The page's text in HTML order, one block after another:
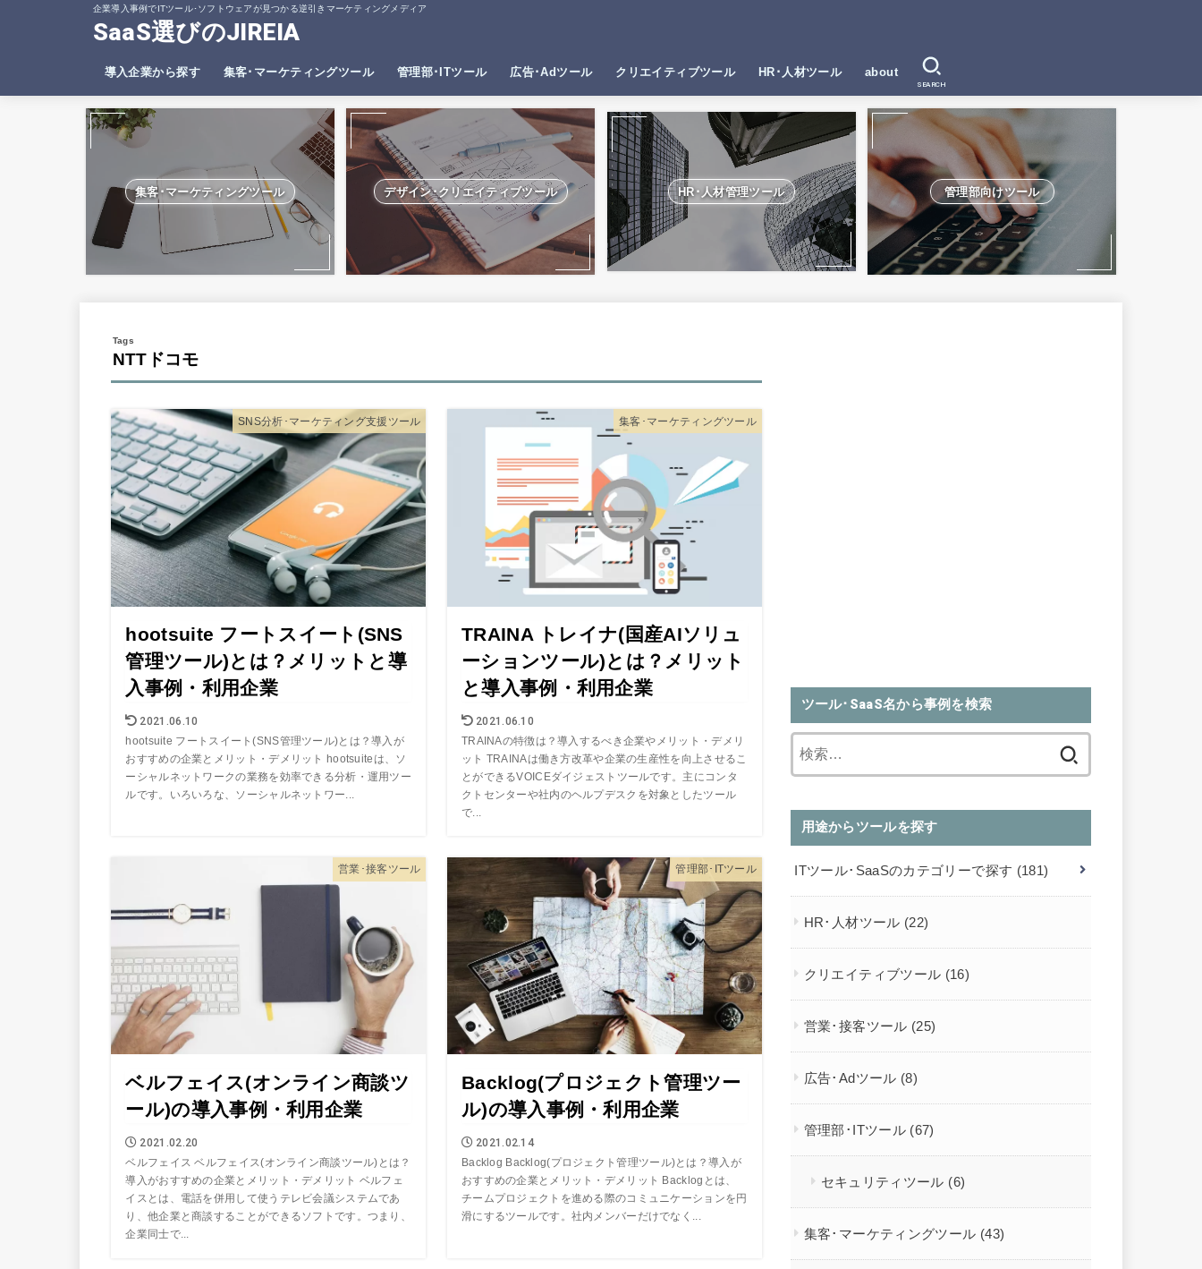
企業導入事例でITツール･ソフトウェアが見つかる逆引きマーケティングメディア
SaaS選びのJIREIA
導入企業から探す 集客･マーケティングツール
SEO分析ツール
ヒートマップツール
管理部･ITツール 広告･Adツール クリエイティブツール HR･人材ツール about
SEARCH
集客･マーケティングツール デザイン･クリエイティブツール HR･人材管理ツール 管理部向けツール
NTTドコモ
SNS分析･マーケティング支援ツール
hootsuite フートスイート(SNS
管理ツール)とは？メリットと導
入事例・利用企業
2021.06.10
hootsuite フートスイート(SNS管理ツール)とは？導入が
おすすめの企業とメリット・デメリット hootsuiteは、ソ
ーシャルネットワークの業務を効率できる分析・運用ツー
ルです。いろいろな、ソーシャルネットワー...
集客･マーケティングツール
TRAINA トレイナ(国産AIソリュ
ーションツール)とは？メリット
と導入事例・利用企業
2021.06.10
TRAINAの特徴は？導入するべき企業やメリット・デメリ
ット TRAINAは働き方改革や企業の生産性を向上させるこ
とができるVOICEダイジェストツールです。主にコンタ
クトセンターや社内のヘルプデスクを対象としたツール
で...
営業･接客ツール
ベルフェイス(オンライン商談ツ
ール)の導入事例・利用企業
2021.02.20
ベルフェイス ベルフェイス(オンライン商談ツール)とは？
導入がおすすめの企業とメリット・デメリット ベルフェ
イスとは、電話を併用して使うテレビ会議システムであ
り、他企業と商談することができるソフトです。つまり、
企業同士で...
管理部･ITツール
Backlog(プロジェクト管理ツー
ル)の導入事例・利用企業
2021.02.14
Backlog Backlog(プロジェクト管理ツール)とは？導入が
おすすめの企業とメリット・デメリット Backlogとは、
チームプロジェクトを進める際のコミュニケーションを円
滑にするツールです。社内メンバーだけでなく...
ツール･SaaS名から事例を検索
用途からツールを探す
ITツール･SaaSのカテゴリーで探す (181)
HR･人材ツール (22)
クリエイティブツール (16)
営業･接客ツール (25)
広告･Adツール (8)
管理部･ITツール (67)
セキュリティツール (6)
集客･マーケティングツール (43)